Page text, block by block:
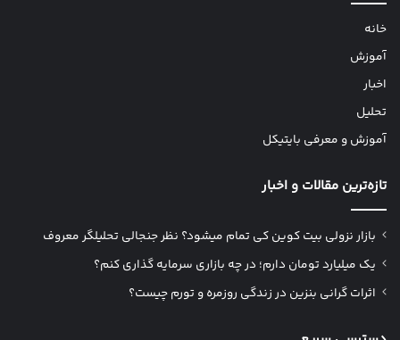
خانه
آموزش
اخبار
تحلیل
آموزش و معرفی بایتیکل
تازه‌ترین مقالات و اخبار
بازار نزولی بیت کوین کی تمام میشود؟ نظر جنجالی تحلیلگر معروف
یک میلیارد تومان دارم؛ در چه بازاری سرمایه گذاری کنم؟
اثرات گرانی بنزین در زندگی روزمره و تورم چیست؟